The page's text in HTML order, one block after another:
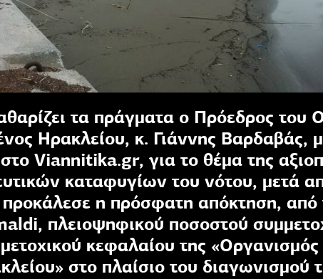
τα πράγματα ο Πρόεδρος του
Ηρακλείου, κ. Γιάννης Βαρδαβάς,
Viannitika.gr, για το θέμα της
καταφυγίων του νότου, μετά
η πρόσφατη απόκτηση, από
πλειοψηφικού ποσοστού
κεφαλαίου της «Οργανισμός
στο πλαίσιο του διαγωνισμού